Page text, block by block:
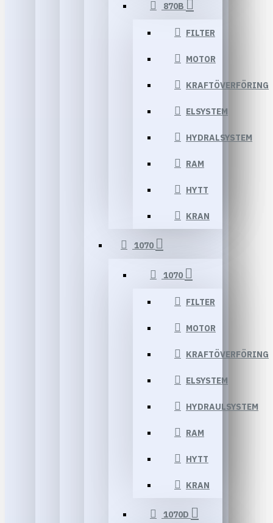
870B
FILTER
MOTOR
KRAFTÖVERFÖRING
ELSYSTEM
HYDRALSYSTEM
RAM
HYTT
KRAN
1070
1070
FILTER
MOTOR
KRAFTÖVERFÖRING
ELSYSTEM
HYDRAULSYSTEM
RAM
HYTT
KRAN
1070D